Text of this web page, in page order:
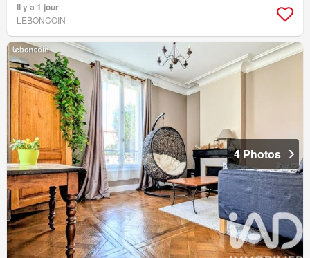
Il y a 1 jour
LEBONCOIN
4 Photos